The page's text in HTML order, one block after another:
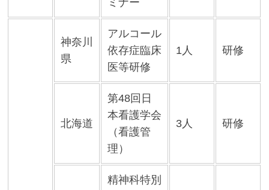
ミナー
神奈川
県
アルコール
依存症臨床
医等研修
1人 研修
北海道
第48回日
本看護学会
（看護管
理）
3人 研修
精神科特別